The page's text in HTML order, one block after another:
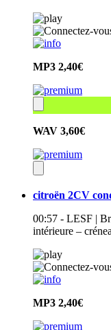
MP3 2,40€
WAV 3,60€
citroën 2CV
00:57 - LESF |
intérieure –
MP3 2,40€